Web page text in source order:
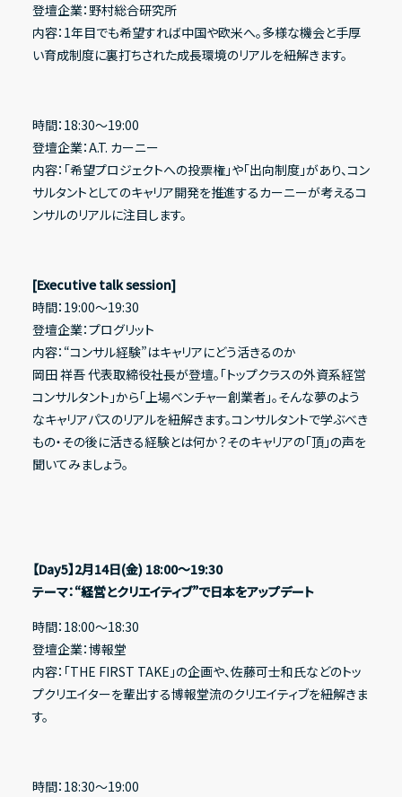
登壇企業：野村総合研究所
内容：1年目でも希望すれば中国や欧米へ。多様な機会と手厚
い育成制度に裏打ちされた成長環境のリアルを紐解きます。
時間：18:30〜19:00
登壇企業：A.T. カーニー
内容：「希望プロジェクトへの投票権」や「出向制度」があり、コン
サルタントとしてのキャリア開発を推進するカーニーが考えるコ
ンサルのリアルに注目します。
[Executive talk session]
時間：19:00〜19:30
登壇企業：プログリット
内容：“コンサル経験”はキャリアにどう活きるのか
岡田 祥吾 代表取締役社長が登壇。「トップクラスの外資系経営
コンサルタント」から「上場ベンチャー創業者」。そんな夢のよう
なキャリアパスのリアルを紐解きます。コンサルタントで学ぶべき
もの・その後に活きる経験とは何か？そのキャリアの「頂」の声を
聞いてみましょう。
【Day5】2月14日(金) 18:00〜19:30
テーマ：“経営とクリエイティブ”で日本をアップデート
時間：18:00〜18:30
登壇企業：博報堂
内容：「THE FIRST TAKE」の企画や、佐藤可士和氏などのトッ
プクリエイターを輩出する博報堂流のクリエイティブを紐解きま
す。
時間：18:30〜19:00